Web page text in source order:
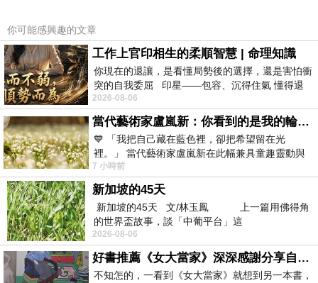
-------------------------
買的新床套很特別
睡外星球
沒啦.開玩笑
話說川普公開 UFO 外星人檔案了
真是過癮
你可能感興趣的文章
工作上官印相生的柔順智慧 | 命理知識
你現在的退讓，是看懂局勢後的選擇，還是害怕衝
突的自我委屈 印星——包容、沉得住氣 懂得退
一步觀察，不會
2026-08-06
當代藝術家盧嵐新：你看到的是我的輪廓，還是你的故事？——藏在藍色裡的希望與光
💙 「我把自己藏在藍色裡，卻把希望留在光
裡。」 當代藝術家盧嵐新在此幅兼具童趣靈動與
抽象韻味的新作中，用湛藍的羽翼般色塊包覆著
7 小時前
新加坡的45天
新加坡的45天 文/林玉鳳 上一篇用佛得角
的世界盃故事，談「中葡平台」這
2026-08-06
好書推薦《女大當家》深深感謝分享自己想法震撼讀者的作家，讓我看到不同樣貌的家庭！
不知怎的，一看到《女大當家》就想到另一本書，